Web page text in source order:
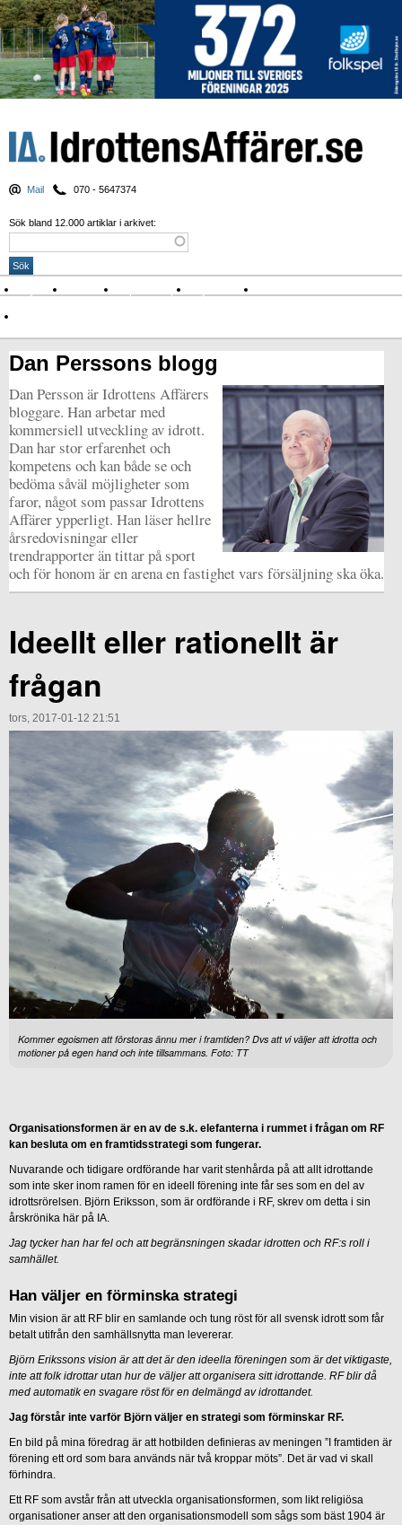
Mail 070 - 5647374
Sök bland 12.000 artiklar i arkivet:
Nyheter Krönikor Sport & spel Nyhetsbrev
Dan Perssons blogg
Dan Persson är Idrottens Affärers
bloggare. Han arbetar med
kommersiell utveckling av idrott.
Dan har stor erfarenhet och
kompetens och kan både se och
bedöma såväl möjligheter som
faror, något som passar Idrottens
Affärer ypperligt. Han läser hellre
årsredovisningar eller
trendrapporter än tittar på sport
och för honom är en arena en fastighet vars försäljning ska öka.
Ideellt eller rationellt är
frågan
tors, 2017-01-12 21:51
Kommer egoismen att förstoras ännu mer i framtiden? Dvs att vi väljer att idrotta och
motioner på egen hand och inte tillsammans. Foto: TT
Organisationsformen är en av de s.k. elefanterna i rummet i frågan om RF
kan besluta om en framtidsstrategi som fungerar.
Nuvarande och tidigare ordförande har varit stenhårda på att allt idrottande
som inte sker inom ramen för en ideell förening inte får ses som en del av
idrottsrörelsen. Björn Eriksson, som är ordförande i RF, skrev om detta i sin
årskrönika här på IA.
Jag tycker han har fel och att begränsningen skadar idrotten och RF:s roll i
samhället.
Han väljer en förminska strategi
Min vision är att RF blir en samlande och tung röst för all svensk idrott som får
betalt utifrån den samhällsnytta man levererar.
Björn Erikssons vision är att det är den ideella föreningen som är det viktigaste,
inte att folk idrottar utan hur de väljer att organisera sitt idrottande. RF blir då
med automatik en svagare röst för en delmängd av idrottandet.
Jag förstår inte varför Björn väljer en strategi som förminskar RF.
En bild på mina föredrag är att hotbilden definieras av meningen ”I framtiden är
förening ett ord som bara används när två kroppar möts”. Det är vad vi skall
förhindra.
Ett RF som avstår från att utveckla organisationsformen, som likt religiösa
organisationer anser att den organisationsmodell som sågs som bäst 1904 är